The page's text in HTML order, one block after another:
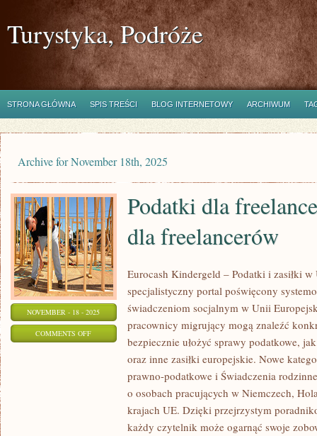
Turystyka, Podróże
STRONA GŁÓWNA SPIS TREŚCI BLOG INTERNETOWY ARCHIWUM
Archive for November 18th, 2025
NOVEMBER - 18 - 2025
COMMENTS OFFON
Podatki dla
dla freelancerów
Eurocash Kindergeld – Podatki i zasiłki
specjalistyczny portal poświęcony
świadczeniom socjalnym w Unii
pracownicy migrujący mogą znaleźć
bezpiecznie ułożyć sprawy podatkowe,
oraz inne zasiłki europejskie. Nowe
prawno-podatkowe i Świadczenia
o osobach pracujących w Niemczech,
krajach UE. Dzięki przejrzystym
każdy czytelnik może ogarnąć swoje